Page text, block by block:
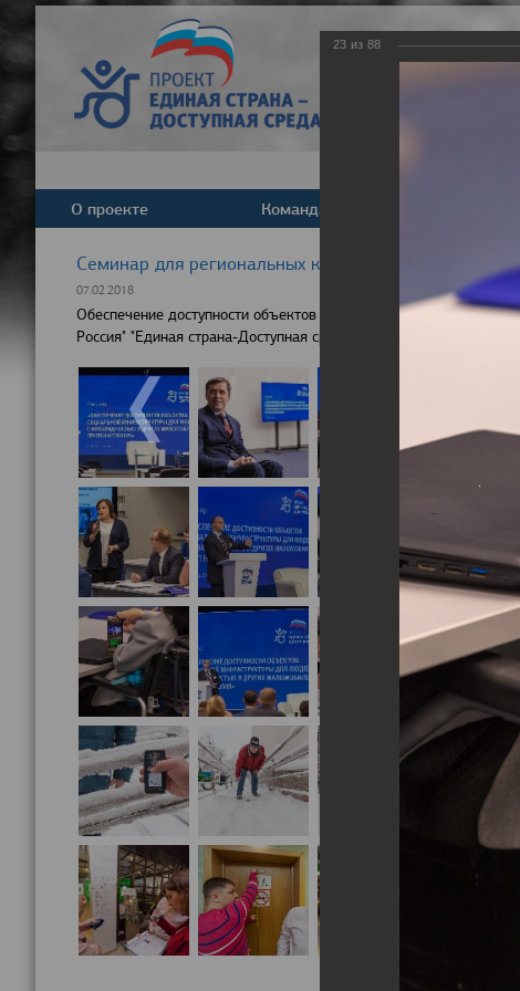
О проекте Команда
Cеминар для региональных координаторов
07.02.2018
Обеспечение доступности объектов социальной
Россия" "Единая страна-Доступная среда"
23 из 88